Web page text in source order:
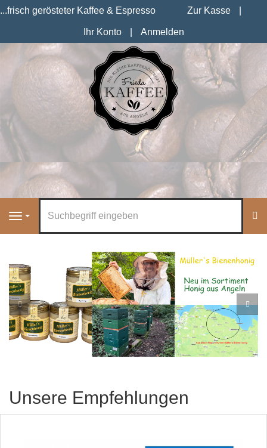
...frisch gerösteter Kaffee & Espresso Zur Kasse
Ihr Konto Anmelden
Navigation
Unsere Empfehlungen